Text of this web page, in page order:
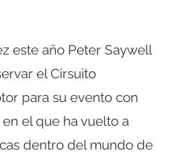
este año Peter Saywell
el Cirsuito
para su evento con
el que ha vuelto a
dentro del mundo de